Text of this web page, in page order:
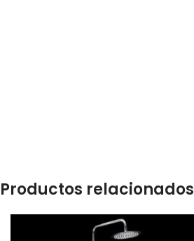
Productos relacionados